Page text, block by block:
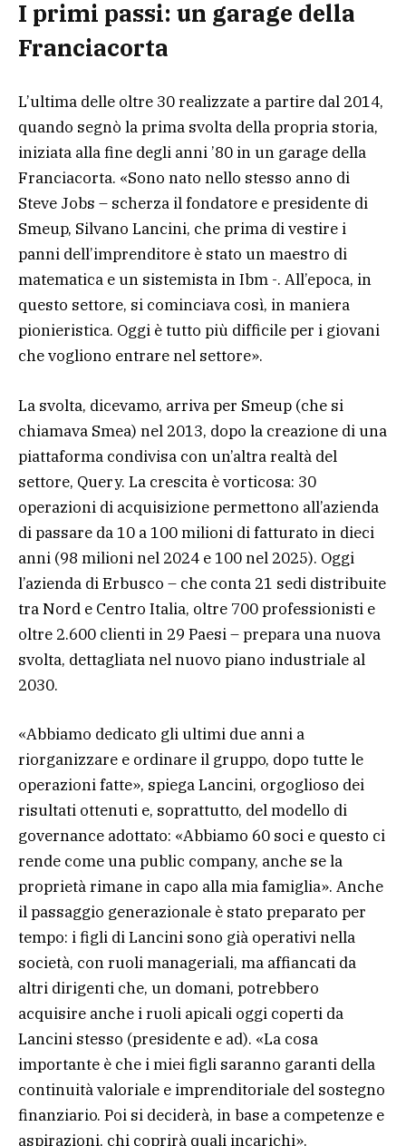
I primi passi: un garage della
Franciacorta
L’ultima delle oltre 30 realizzate a partire dal 2014,
quando segnò la prima svolta della propria storia,
iniziata alla fine degli anni ’80 in un garage della
Franciacorta. «Sono nato nello stesso anno di
Steve Jobs – scherza il fondatore e presidente di
Smeup, Silvano Lancini, che prima di vestire i
panni dell’imprenditore è stato un maestro di
matematica e un sistemista in Ibm -. All’epoca, in
questo settore, si cominciava così, in maniera
pionieristica. Oggi è tutto più difficile per i giovani
che vogliono entrare nel settore».
La svolta, dicevamo, arriva per Smeup (che si
chiamava Smea) nel 2013, dopo la creazione di una
piattaforma condivisa con un’altra realtà del
settore, Query. La crescita è vorticosa: 30
operazioni di acquisizione permettono all’azienda
di passare da 10 a 100 milioni di fatturato in dieci
anni (98 milioni nel 2024 e 100 nel 2025). Oggi
l’azienda di Erbusco – che conta 21 sedi distribuite
tra Nord e Centro Italia, oltre 700 professionisti e
oltre 2.600 clienti in 29 Paesi – prepara una nuova
svolta, dettagliata nel nuovo piano industriale al
2030.
«Abbiamo dedicato gli ultimi due anni a
riorganizzare e ordinare il gruppo, dopo tutte le
operazioni fatte», spiega Lancini, orgoglioso dei
risultati ottenuti e, soprattutto, del modello di
governance adottato: «Abbiamo 60 soci e questo ci
rende come una public company, anche se la
proprietà rimane in capo alla mia famiglia». Anche
il passaggio generazionale è stato preparato per
tempo: i figli di Lancini sono già operativi nella
società, con ruoli manageriali, ma affiancati da
altri dirigenti che, un domani, potrebbero
acquisire anche i ruoli apicali oggi coperti da
Lancini stesso (presidente e ad). «La cosa
importante è che i miei figli saranno garanti della
continuità valoriale e imprenditoriale del sostegno
finanziario. Poi si deciderà, in base a competenze e
aspirazioni, chi coprirà quali incarichi».